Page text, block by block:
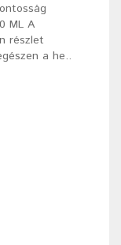
ML A
részlet
a he..